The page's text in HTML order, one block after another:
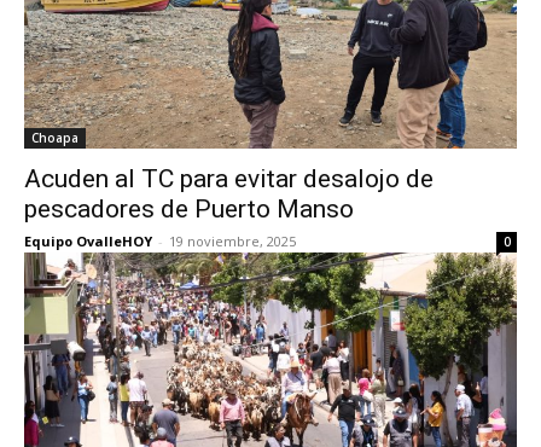
Choapa
Acuden al TC para evitar desalojo de
pescadores de Puerto Manso
Equipo OvalleHOY - 19 noviembre, 2025 0